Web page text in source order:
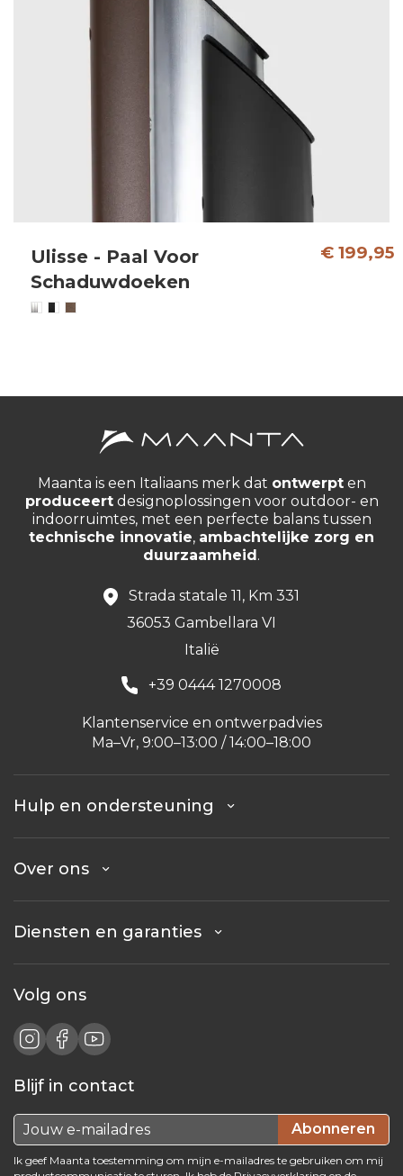
Ulisse - Paal Voor
Schaduwdoeken
€ 199,95
Maanta is een Italiaans merk dat ontwerpten
produceertdesignoplossingen voor outdoor- en
indoorruimtes, met een perfecte balans tussen
technische innovatie, ambachtelijke zorg en
duurzaamheid.
Strada statale 11, Km 331
36053 Gambellara VI
Italië
+39 0444 1270008
Klantenservice en ontwerpadvies
Ma–Vr, 9:00–13:00 / 14:00–18:00
Hulp en ondersteuning
Over ons
Diensten en garanties
Volg ons
Blijf in contact
Abonneren
Ik geef Maanta toestemming om mijn e-mailadres te gebruiken om mij